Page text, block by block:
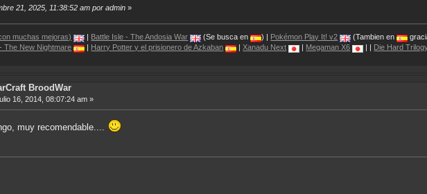
21, 2025, 11:38:52 am por admin »
muchas mejoras) | Battle Isle - The Andosia War (Se busca en ) | Pokémon Play It! v2 (Tambien en
The New Nightmare | Harry Potter y el prisionero de Azkaban |Xanadu Next | Megaman X6 | | Die Hard
BroodWar
16, 2014, 08:07:24 am »
muy recomendable....